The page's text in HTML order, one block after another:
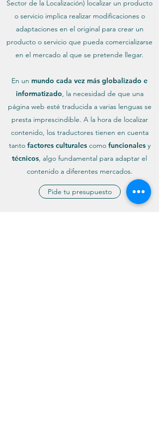
Sector de la Localización) localizar un producto
o servicio implica realizar modificaciones o
adaptaciones en el original para crear un
producto o servicio que pueda comercializarse
en el mercado al que se pretende llegar.
En un mundo cada vez más globalizado e
informatizado, la necesidad de que una
página web esté traducida a varias lenguas se
presta imprescindible. A la hora de localizar
contenido, los traductores tienen en cuenta
tanto factores culturales como funcionalesy
técnicos, algo fundamental para adaptar el
contenido a diferentes mercados.
Pide tu presupuesto